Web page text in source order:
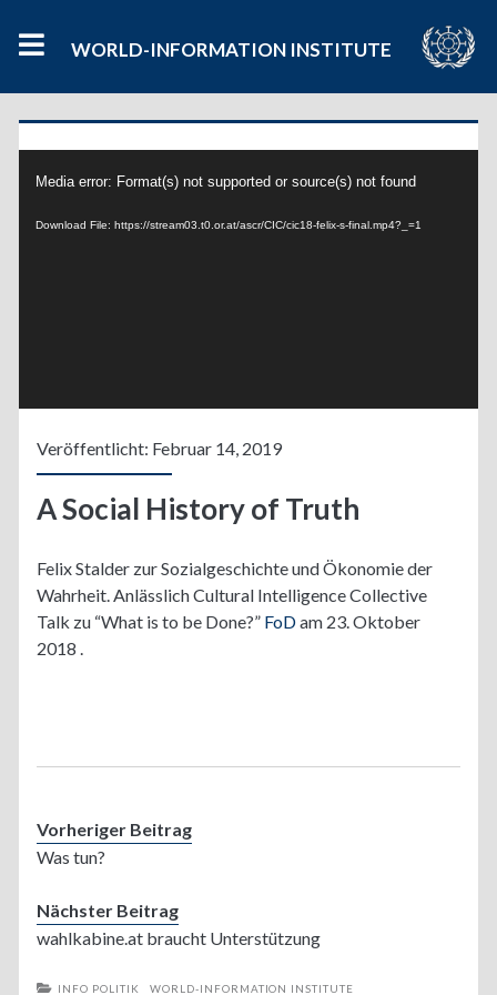
WORLD-INFORMATION INSTITUTE
Player
Media error: Format(s) not supported or source(s) not found
Download File: https://stream03.t0.or.at/ascr/CIC/cic18-felix-s-final.mp4?_=1
Veröffentlicht: Februar 14, 2019
A Social History of Truth
Felix Stalder zur Sozialgeschichte und Ökonomie der
Wahrheit. Anlässlich Cultural Intelligence Collective
Talk zu “What is to be Done?” FoDam 23. Oktober
2018 .
Vorheriger Beitrag
Was tun?
Nächster Beitrag
wahlkabine.at braucht Unterstützung
INFO POLITIK WORLD-INFORMATION INSTITUTE